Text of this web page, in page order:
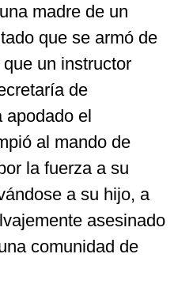
madre de un
que se armó de
un instructor
de
apodado el
al mando de
la fuerza a su
a su hijo, a
asesinado
comunidad de